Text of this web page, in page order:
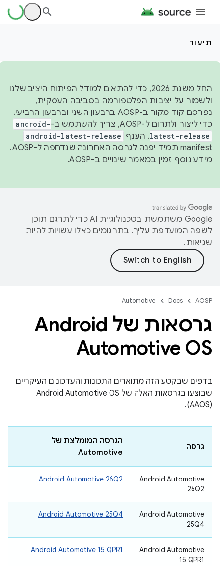
תיעוד
החל משנת 2026, כדי להתאים למודל הפיתוח היציב שלנו
ולשמור על יציבות הפלטפורמה בסביבה העסקית,
נפרסם קוד מקור ב-AOSP ברבעון השני וברבעון הרביעי.
כדי ליצור ולתרום ל-AOSP, צריך להשתמש ב-
android-
latest-release. הענף android-latest-release
manifest תמיד יפנה לגרסה האחרונה שנדחפה ל-AOSP.
מידע נוסף זמין במאמר שינויים ב-AOSP .
‫Google משתמשת בטכנולוגיית AI כדי לתרגם תוכן
לשפה המועדפת עליך. בתרגומים כאלו עשויות להיות
שגיאות.
AOSP
Docs
Automotive
גרסאות של Android
Automotive OS
בדפים שבקטע הזה מתוארים התכונות והעדכונים העיקריים
(AAOS).
גרסה
הגרסה המומלצת של
Automotive
‫Android Automotive
26Q2
Android Automotive 26Q2
‫Android Automotive
25Q4
Android Automotive 25Q4
‫Android Automotive
15 QPR1
Android Automotive 15 QPR1